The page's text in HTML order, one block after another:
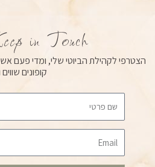
o
k
g
a
m
in Touch
הצטרפי לקהילת הביוטי שלי, ומדי פעם
קופונים שווים